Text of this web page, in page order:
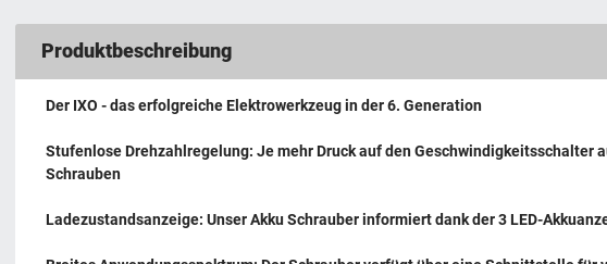
Produktbeschreibung
Der IXO - das erfolgreiche Elektrowerkzeug in der 6. Generation
Stufenlose Drehzahlregelung: Je mehr Druck auf den
Schrauben
Ladezustandsanzeige: Unser Akku Schrauber informiert dank der 3 LED-